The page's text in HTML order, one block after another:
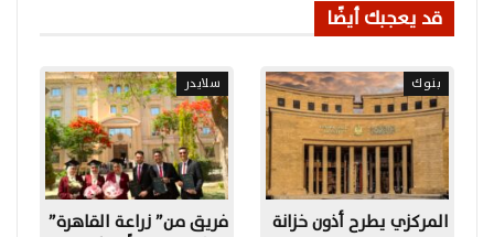
قد يعجبك أيضًا
بنوك
المركزي يطرح أذون خزانة
سلايدر
فريق من” زراعة القاهرة”